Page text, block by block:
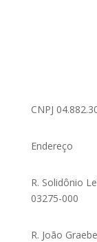
CNPJ
Endereço
R. Solidônio
03275-000
R. João